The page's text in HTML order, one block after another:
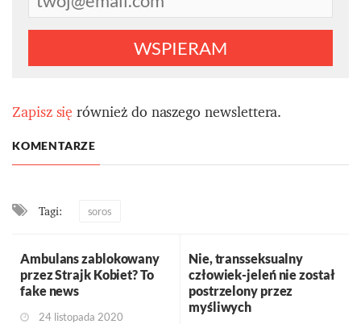
WSPIERAM
Zapisz sięrównież do naszego newslettera.
KOMENTARZE
Tagi: soros
Ambulans zablokowany
przez Strajk Kobiet? To
fake news
24 listopada 2020
Nie, transseksualny
człowiek-jeleń nie został
postrzelony przez
myśliwych